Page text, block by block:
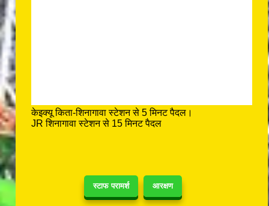
स्टाफ परामर्श आरक्षण
केइक्यू किता-शिनागावा स्टेशन से 5 मिनट पैदल।
JR शिनागावा स्टेशन से 15 मिनट पैदल